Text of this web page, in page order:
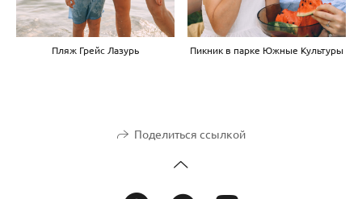
Пляж Грейс Лазурь Пикник в парке Южные Культуры
Поделиться ссылкой